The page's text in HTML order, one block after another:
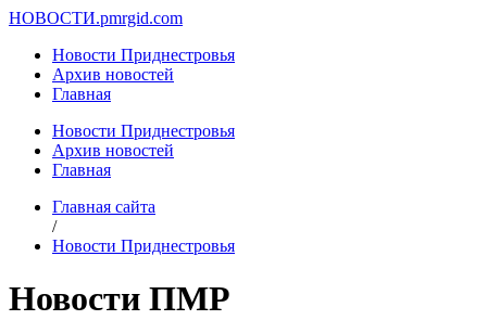
НОВОСТИ.pmrgid.com
Новости Приднестровья
Архив новостей
Главная
Новости Приднестровья
Архив новостей
Главная
Главная сайта
/
Новости Приднестровья
Новости ПМР